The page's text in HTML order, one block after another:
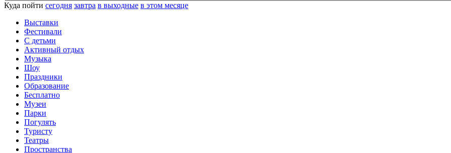
Куда пойти сегодня завтра в выходные в этом месяце
Выставки
Фестивали
С детьми
Активный отдых
Музыка
Шоу
Праздники
Образование
Бесплатно
Музеи
Парки
Погулять
Туристу
Театры
Пространства